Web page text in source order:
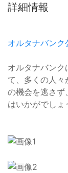
詳細情報
オルタナバンク
オルタナバンク
て、多くの人々
の機会を逃さず
はいかがでしょ